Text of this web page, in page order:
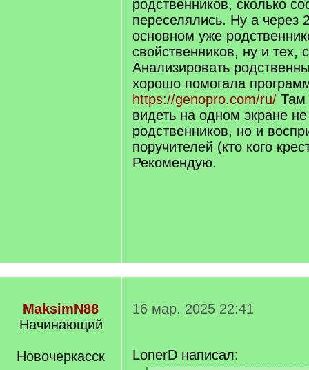
родственников, сколько
переселялись. Ну а через
основном уже
свойственников, ну и тех,
Анализировать
хорошо помогала
https://genopro.com/ru/ Там
видеть на одном экране не
родственников, но и
поручителей (кто кого
Рекомендую.
MaksimN88
Начинающий
Новочеркасск
16 мар. 2025 22:41
LonerD написал: